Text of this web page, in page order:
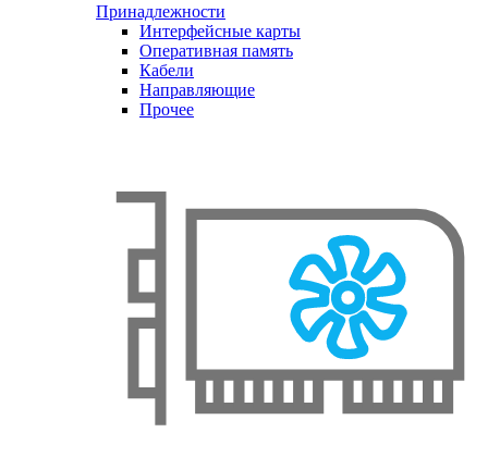
Принадлежности
Интерфейсные карты
Оперативная память
Кабели
Направляющие
Прочее